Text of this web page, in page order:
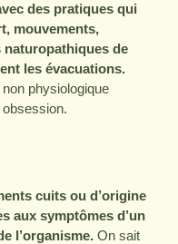
des pratiques qui
mouvements,
naturopathiques de
les évacuations.
physiologique
cuits ou d’origine
aux symptômes d’un
l’organisme. On sait